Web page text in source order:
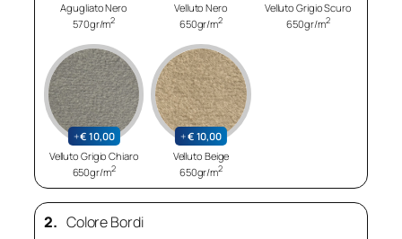
Agugliato Nero
570gr/m2
Velluto Nero
650gr/m2
Velluto Grigio Scuro
650gr/m2
+€ 10,00
Velluto Grigio Chiaro
650gr/m2
+€ 10,00
Velluto Beige
650gr/m2
2. Colore Bordi